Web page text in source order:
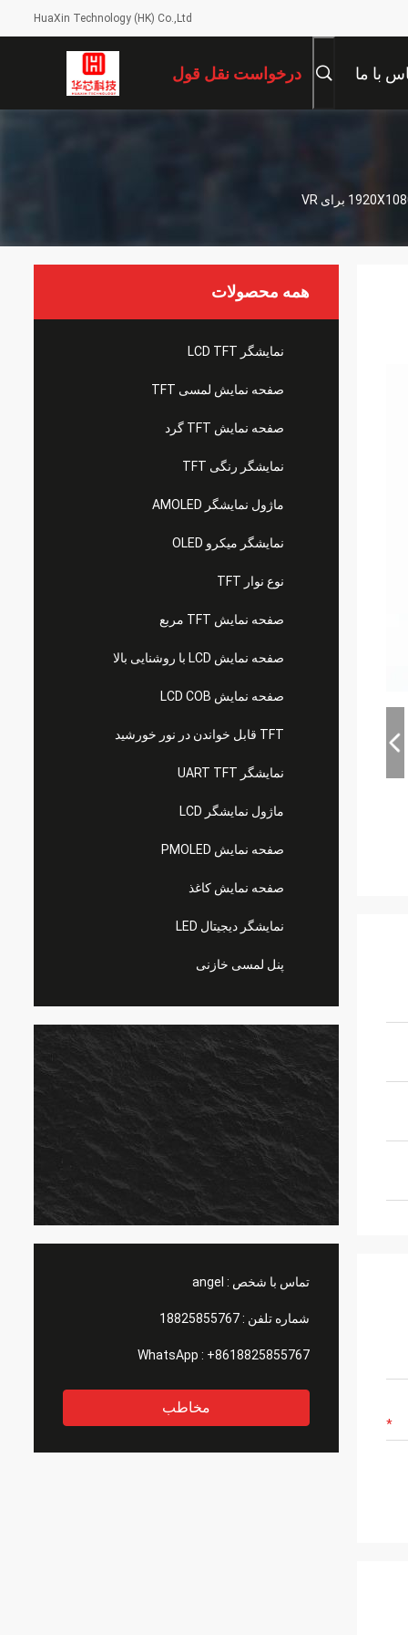
HuaXin Technology (HK) Co.,Ltd
با ما درخواست نقل قول
همه محصولات
نمایشگر LCD TFT
صفحه نمایش لمسی TFT
صفحه نمایش TFT گرد
نمایشگر رنگی TFT
ماژول نمایشگر AMOLED
نمایشگر میکرو OLED
نوع نوار TFT
صفحه نمایش TFT مربع
صفحه نمایش LCD با روشنایی بالا
صفحه نمایش LCD COB
TFT قابل خواندن در نور خورشید
نمایشگر UART TFT
ماژول نمایشگر LCD
صفحه نمایش PMOLED
صفحه نمایش کاغذ
نمایشگر دیجیتال LED
پنل لمسی خازنی
تماس با شخص : angel
شماره تلفن :18825855767
WhatsApp : +8618825855767
مخاطب